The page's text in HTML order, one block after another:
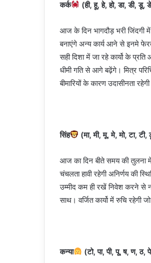
कर्क (ही, हू, हे, हो, डा, डी, डू,
आज के दिन भागदौड़ भरी
बनाएंगे अन्य कार्य आने से इनमे
सही दिशा में जा रहे कार्यो के
धीमी गति से आगे बढ़ेंगे। मित्र
बीमारियों के कारण उदासीनता
सिंह (मा, मी, मू, मे, मो, टा,
आज का दिन बीते समय की तुलना
चंचलता हावी रहेगी अनिर्णय की
उम्मीद कम ही रखें निवेश करने से
साथ। वर्जित कार्यो में रुचि
कन्या (टो, पा, पी, पू, ष, ण, ठ,